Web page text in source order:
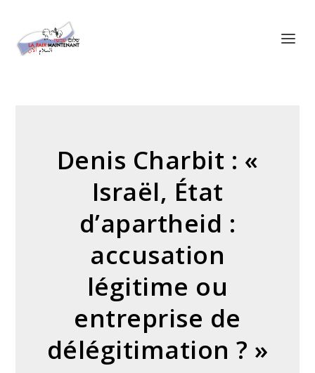
Denis Charbit : «
Israël, État
d’apartheid :
accusation
légitime ou
entreprise de
délégitimation ? »